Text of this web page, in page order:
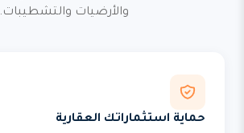
والأرضيات والتشطيبات.
حماية استثماراتك العقارية